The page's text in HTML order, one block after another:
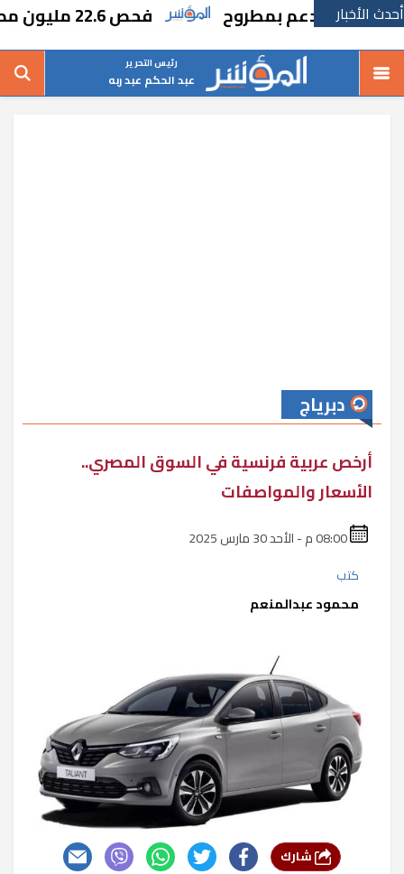
أحدث الأخبار
المدعم بمطروح فحص 22.6 مليون مصري بمبادرة الكشف المبكر عن الأمراض المزمنة والاعتلال الكلوي
رئيس التحرير
عبد الحكم عبد ربه
دبرياج
أرخص عربية فرنسية في السوق المصري..
الأسعار والمواصفات
كتب
محمود عبدالمنعم